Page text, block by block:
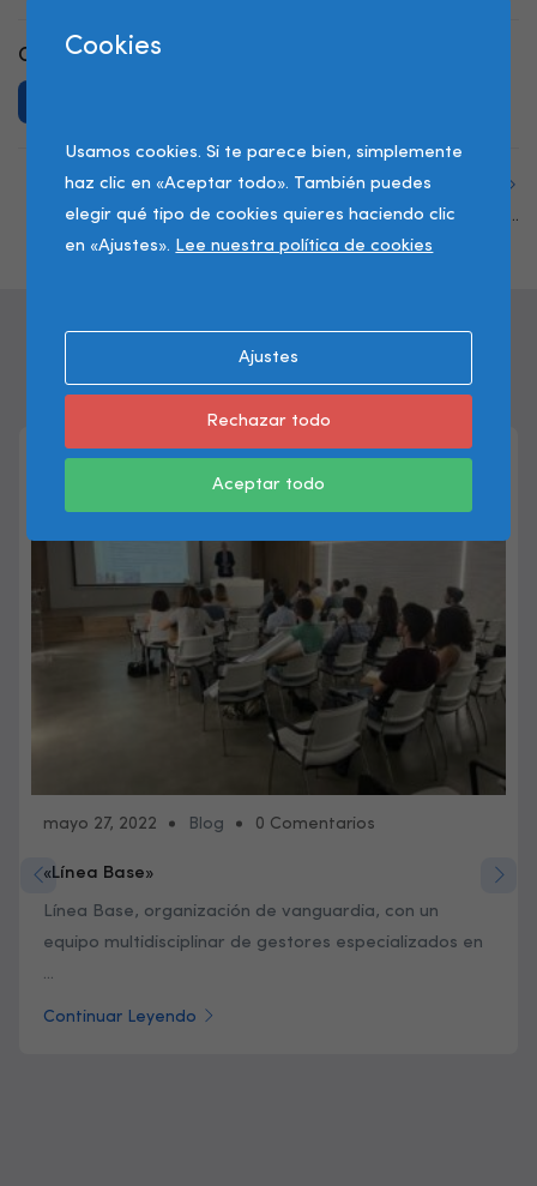
Comparte tu Post
Siguente Post
Toma de posesión de la
Presidenta del COMV
Publicaciones Recientes
Nuevas Publicaciones con Frequencia.
mayo 27, 2022 Blog 0 Comentarios
«Línea Base»
Línea Base, organización de vanguardia, con un
equipo multidisciplinar de gestores especializados en
...
Continuar Leyendo
Cookies
Usamos cookies. Si te parece bien, simplemente
haz clic en «Aceptar todo». También puedes
elegir qué tipo de cookies quieres haciendo clic
en «Ajustes». Lee nuestra política de cookies
Ajustes
Rechazar todo
Aceptar todo